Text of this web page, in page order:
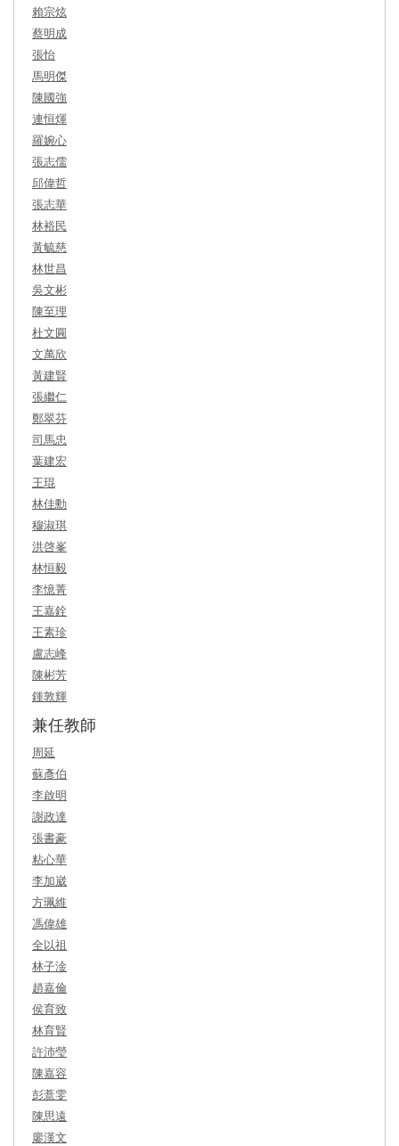
賴宗炫
蔡明成
張怡
馬明傑
陳國強
連恒煇
羅婉心
張志儒
邱偉哲
張志華
林裕民
黃毓慈
林世昌
吳文彬
陳至理
杜文圓
文萬欣
黃建賢
張繼仁
鄭翠芬
司馬忠
葉建宏
王琨
林佳勳
穆淑琪
洪啓峯
林恒毅
李憶菁
王嘉銓
王素珍
盧志峰
陳彬芳
鍾敦輝
兼任教師
周延
蘇彥伯
李啟明
謝政達
張書豪
粘心華
李加崴
方珮維
馮偉雄
全以祖
林子淦
趙嘉倫
侯育致
林育賢
許沛瑩
陳嘉容
彭薏雯
陳思遠
廖漢文